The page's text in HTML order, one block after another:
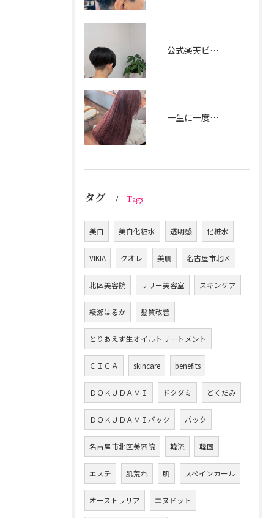
公式楽天ビューティー 楽天ポイントを貯めたり使ったりして、 ご家族でのご利用も可能です。
一生に一度の記念撮影。誰よりも目立って、自分らしい特別なピンクにしたい！
タグ Tags
美白 美白化粧水 透明感 化粧水
VIKIA クオレ 美肌 名古屋市北区
北区美容院 リリー美容室 スキンケア
綾瀬はるか 髪質改善
とりあえず生オイルトリートメント
ＣＩＣＡ skincare benefits
ＤＯＫＵＤＡＭＩ ドクダミ どくだみ
ＤＯＫＵＤＡＭＩパック パック
名古屋市北区美容院 韓流 韓国
エステ 肌荒れ 肌 スペインカール
オーストラリア エヌドット